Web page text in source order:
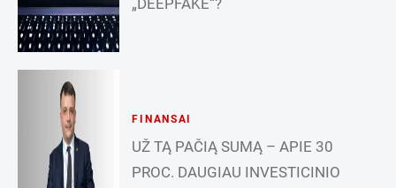
„DEEPFAKE“?
FINANSAI
UŽ TĄ PAČIĄ SUMĄ – APIE 30
PROC. DAUGIAU INVESTICINIO